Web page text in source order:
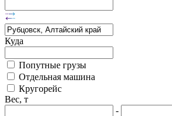
Куда
Попутные грузы
Отдельная машина
Кругорейс
Вес, т
-